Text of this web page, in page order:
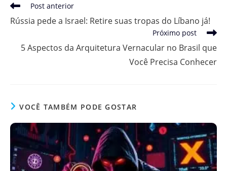
Leia
mais
artigos
Post anterior
Rússia pede a Israel: Retire suas tropas do Líbano já!
Próximo post
5 Aspectos da Arquitetura Vernacular no Brasil que
Você Precisa Conhecer
VOCÊ TAMBÉM PODE GOSTAR